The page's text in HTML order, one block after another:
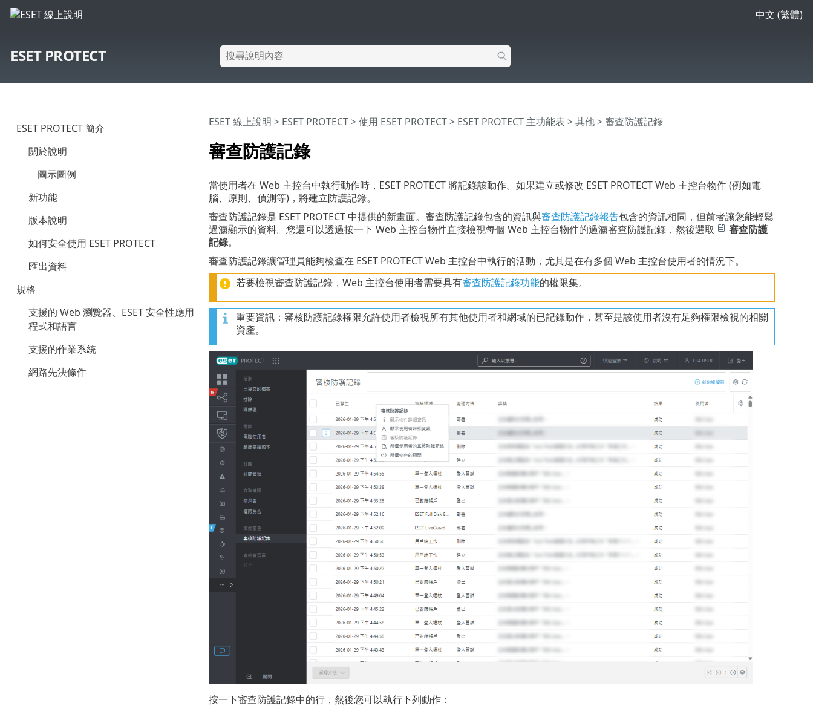
中文 (繁體)
ESET PROTECT
審查防護記錄
ESET 線上說明 > ESET PROTECT>使用 ESET PROTECT> ESET PROTECT 主功能表 >其他> 審查防護記錄
當使用者在 Web 主控台中執行動作時，ESET PROTECT 將記錄該動作。如果建立或修改 ESET PROTECT Web 主控台物件 (例如電
腦、原則、偵測等)，將建立防護記錄。
審查防護記錄是 ESET PROTECT 中提供的新畫面。審查防護記錄包含的資訊與審查防護記錄報告包含的資訊相同，但前者讓您能輕鬆
過濾顯示的資料。您還可以透過按一下 Web 主控台物件直接檢視每個 Web 主控台物件的過濾審查防護記錄，然後選取
審查防護
記錄。
審查防護記錄讓管理員能夠檢查在 ESET PROTECT Web 主控台中執行的活動，尤其是在有多個 Web 主控台使用者的情況下。
若要檢視審查防護記錄，Web 主控台使用者需要具有審查防護記錄功能的權限集。
重要資訊：審核防護記錄權限允許使用者檢視所有其他使用者和網域的已記錄動作，甚至是該使用者沒有足夠權限檢視的相關
資產。
按一下審查防護記錄中的行，然後您可以執行下列動作：